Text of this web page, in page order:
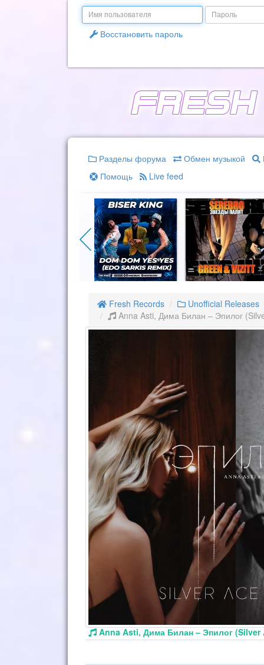
Email
Пароль
Восстановить пароль
Разделы форума Обмен музыкой
Помощь
Live feed
Fresh Records
Unofficial Releases
Anna Asti, Дима Билан – Эпилог
Anna Asti, Дима Билан – Эпилог (Silver